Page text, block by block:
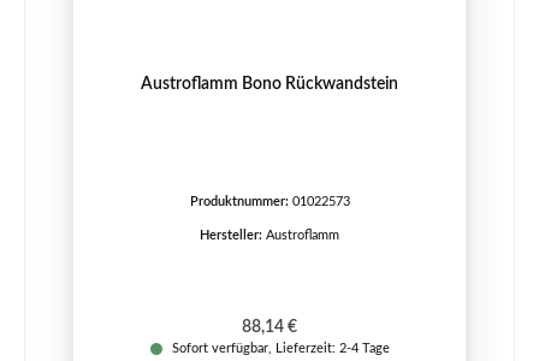
Austroflamm Bono Rückwandstein
Produktnummer: 01022573
Hersteller: Austroflamm
Regulärer Preis:
88,14 €
Sofort verfügbar, Lieferzeit: 2-4 Tage